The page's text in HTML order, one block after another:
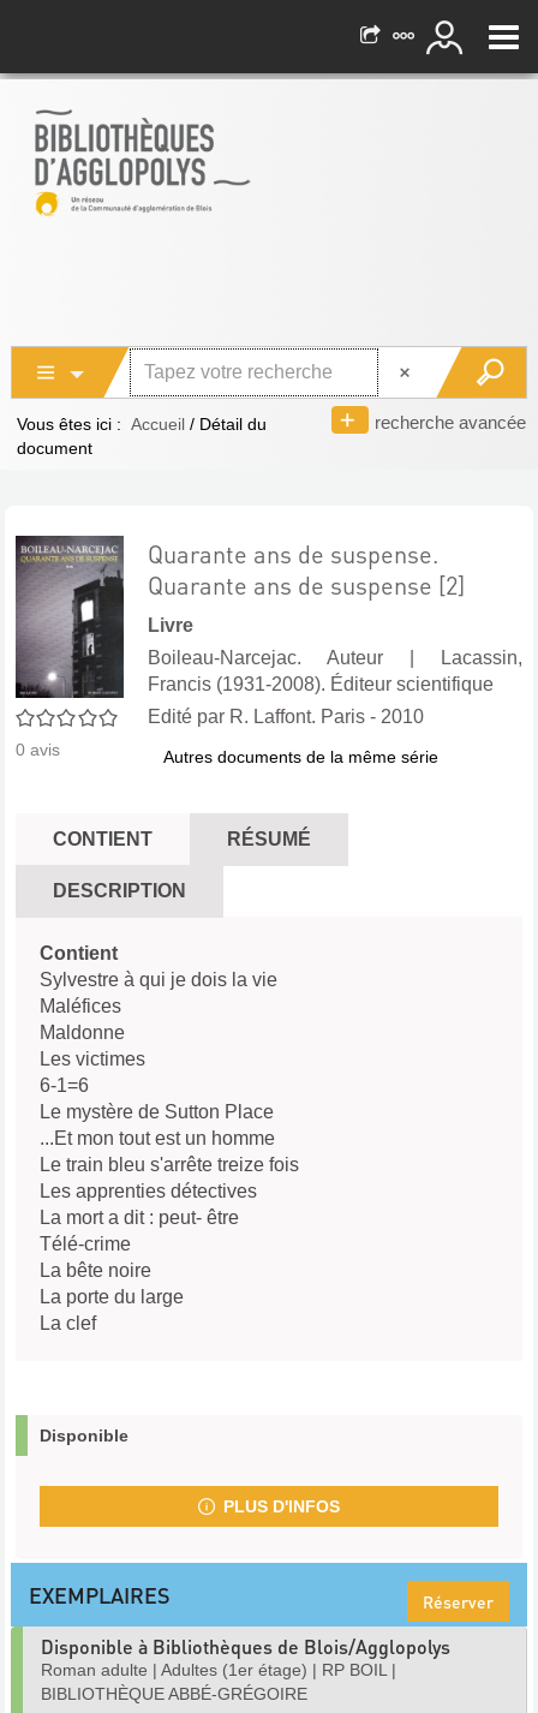
recherche avancée
Vous êtes ici : Accueil / Détail du
document
0/5
0 avis
Quarante ans de suspense.
Quarante ans de suspense [2]
Livre
Boileau-Narcejac. Auteur
Lacassin,
Francis (1931-2008). Éditeur scientifique
Edité par R. Laffont. Paris - 2010
Autres documents de la même série
CONTIENT RÉSUMÉ
DESCRIPTION
Contient
Sylvestre à qui je dois la vie
Maléfices
Maldonne
Les victimes
6-1=6
Le mystère de Sutton Place
...Et mon tout est un homme
Le train bleu s'arrête treize fois
Les apprenties détectives
La mort a dit : peut- être
Télé-crime
La bête noire
La porte du large
La clef
Disponible
PLUS D'INFOS
EXEMPLAIRES Réserver
Disponible à Bibliothèques de Blois/Agglopolys
Roman adulte | Adultes (1er étage) | RP BOIL |
BIBLIOTHÈQUE ABBÉ-GRÉGOIRE